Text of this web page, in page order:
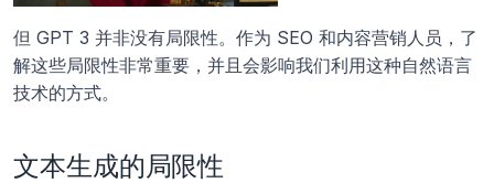
但 GPT 3 并非没有局限性。作为 SEO 和内容营销人员，了
解这些局限性非常重要，并且会影响我们利用这种自然语言
技术的方式。
文本生成的局限性